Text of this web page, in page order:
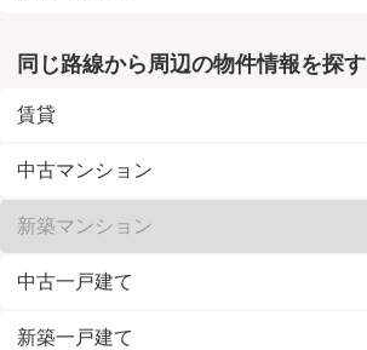
同じ路線から周辺の物件情報を探す
賃貸
中古マンション
新築マンション
中古一戸建て
新築一戸建て